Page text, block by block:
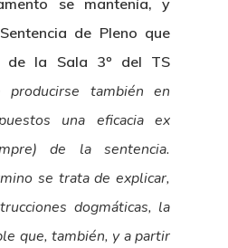
se mantenía, y
de Pleno que
de la Sala 3º del TS
producirse también en
una eficacia ex
de la sentencia.
se trata de explicar,
dogmáticas, la
que, también, y a partir
Colabora
¿Quiénes